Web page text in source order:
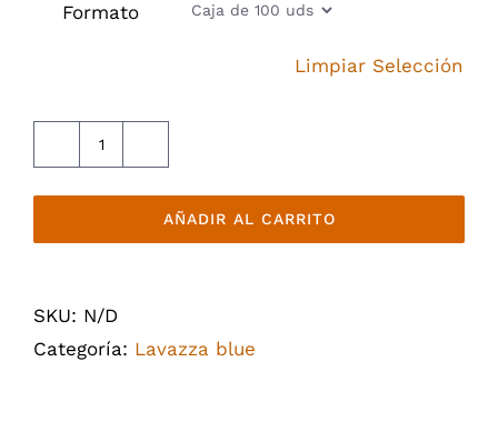
Formato
Limpiar Selección
Rotondo
cantidad
AÑADIR AL CARRITO
SKU: N/D
Categoría: Lavazza blue